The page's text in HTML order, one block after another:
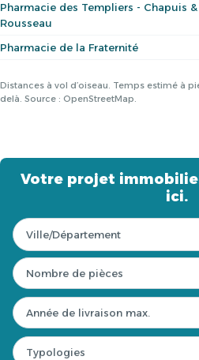
Pharmacie des Templiers - Chapuis &
Rousseau
Pharmacie de la Fraternité
Distances à vol d’oiseau. Temps estimé à
delà. Source : OpenStreetMap.
Votre projet
ici.